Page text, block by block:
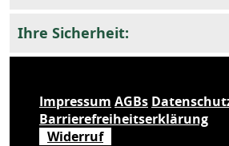
Ihre Sicherheit:
Impressum AGBs
Barrierefreiheitserklärung
Widerruf